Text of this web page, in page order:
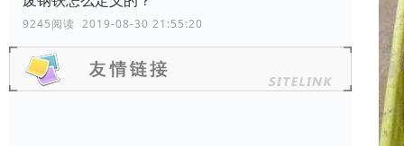
9245阅读 2019-08-30 21:55:20